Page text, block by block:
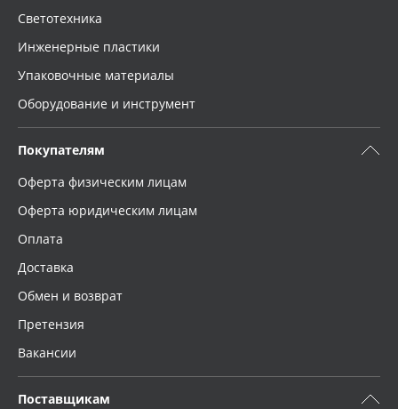
Светотехника
Инженерные пластики
Упаковочные материалы
Оборудование и инструмент
Покупателям
Оферта физическим лицам
Оферта юридическим лицам
Оплата
Доставка
Обмен и возврат
Претензия
Вакансии
Поставщикам